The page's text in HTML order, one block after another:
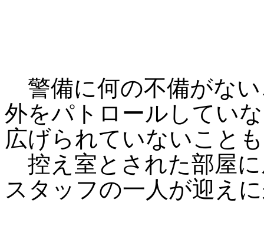
警備に何の不備がな
外をパトロールしてい
広げられていないこと
控え室とされた部屋
スタッフの一人が迎え